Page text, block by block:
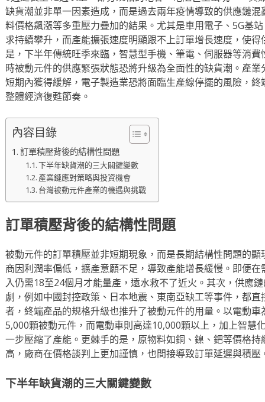
缺貨潮並非單一因素造成，而是過去兩年疫情導致的供應鏈
料價格飆漲等多重壓力疊加的結果。尤其是車用電子、5G基
求持續攀升，而產能擴張速度明顯跟不上訂單增長速度，使
是，下半年傳統旺季來臨，智慧型手機、筆電、伺服器等消
時被動元件的供應緊張狀態恐將升級為全面性的缺貨潮。產
短期內獲得緩解，電子製造業恐將面臨生產線停擺的風險，
整體經濟復甦節奏。
內容目錄
訂單積壓背後的結構性問題
下半年缺貨潮的三大關鍵變數
產業鏈應對策略與投資機會
台灣被動元件產業的機遇與挑戰
訂單積壓背後的結構性問題
被動元件的訂單積壓並非短期現象，而是長期結構性問題的
商因利潤率偏低，擴產意願不足，導致產能增長緩慢。即便
入仍需18至24個月才能量產，遠水救不了近火。其次，供應
劇，例如中國封控政策、日本地震、東南亞缺工等事件，都
者，終端產品的規格升級也推升了被動元件的用量。以電動
5,000顆被動元件，而電動車則高達10,000顆以上，加上智慧
一步壓縮了產能。更棘手的是，原物料如銅、鎳、鈀等價格
高，廠商在價格談判上更加謹慎，也間接導致訂單延遲與積壓
下半年缺貨潮的三大關鍵變數